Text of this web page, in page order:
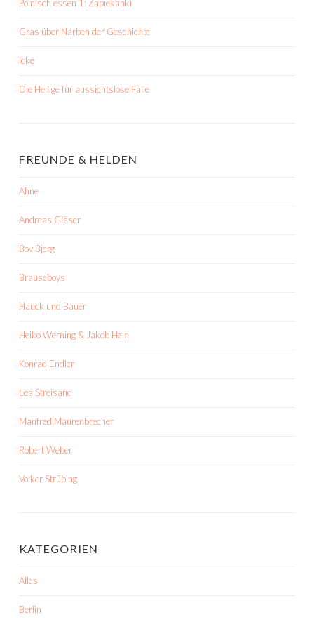
Polnisch essen 1: Zapiekanki
Gras über Narben der Geschichte
Icke
Die Heilige für aussichtslose Fälle
FREUNDE & HELDEN
Ahne
Andreas Gläser
Bov Bjerg
Brauseboys
Hauck und Bauer
Heiko Werning & Jakob Hein
Konrad Endler
Lea Streisand
Manfred Maurenbrecher
Robert Weber
Volker Strübing
KATEGORIEN
Alles
Berlin